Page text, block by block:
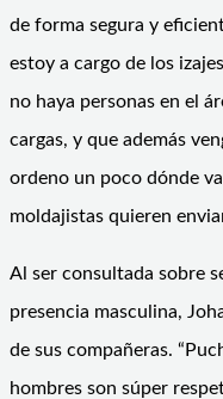
de forma segura y
estoy a cargo de los
no haya personas en el
cargas, y que además
ordeno un poco dónde
moldajistas quieren
Al ser consultada sobre
presencia masculina,
de sus compañeras.
hombres son súper